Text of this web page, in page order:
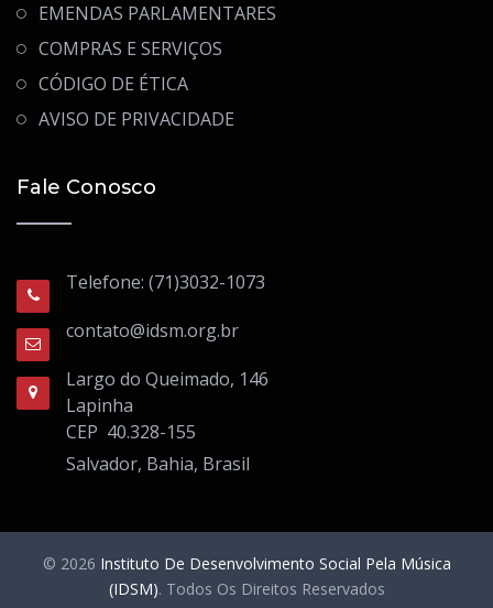
EMENDAS PARLAMENTARES
COMPRAS E SERVIÇOS
CÓDIGO DE ÉTICA
AVISO DE PRIVACIDADE
Fale Conosco
Telefone: (71)3032-1073
contato@idsm.org.br
Largo do Queimado, 146
Lapinha
CEP 40.328-155
Salvador, Bahia, Brasil
© 2026 Instituto De Desenvolvimento Social Pela Música
(IDSM). Todos Os Direitos Reservados